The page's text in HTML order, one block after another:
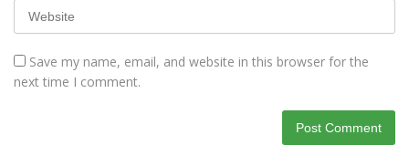
Save my name, email, and website in this browser for the
next time I comment.